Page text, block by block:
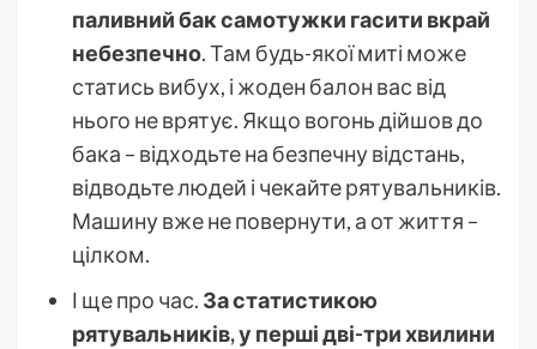
паливний бак самотужки гасити вкрай
небезпечно. Там будь-якої миті може
статись вибух, і жоден балон вас від
нього не врятує. Якщо вогонь дійшов до
бака – відходьте на безпечну відстань,
відводьте людей і чекайте рятувальників.
Машину вже не повернути, а от життя –
цілком.
І ще про час. За статистикою
рятувальників, у перші дві-три хвилини